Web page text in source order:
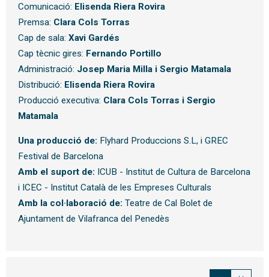
Comunicació: Elisenda Riera Rovira
Premsa: Clara Cols Torras
Cap de sala: Xavi Gardés
Cap tècnic gires: Fernando Portillo
Administració: Josep Maria Milla i Sergio Matamala
Distribució: Elisenda Riera Rovira
Producció executiva: Clara Cols Torras i Sergio
Matamala
Una producció de: Flyhard Produccions S.L, i GREC
Festival de Barcelona
Amb el suport de: ICUB - Institut de Cultura de Barcelona
i ICEC - Institut Català de les Empreses Culturals
Amb la col·laboració de: Teatre de Cal Bolet de
Ajuntament de Vilafranca del Penedès